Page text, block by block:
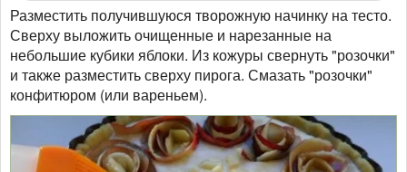
Разместить получившуюся творожную начинку на тесто.
Сверху выложить очищенные и нарезанные на
небольшие кубики яблоки. Из кожуры свернуть "розочки"
и также разместить сверху пирога. Смазать "розочки"
конфитюром (или вареньем).